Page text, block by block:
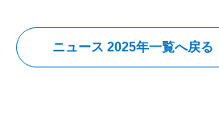
ニュース 2025年一覧へ戻る